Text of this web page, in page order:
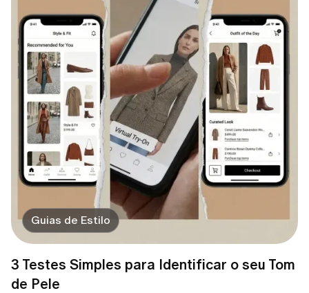
Guias de Estilo
3 Testes Simples para Identificar o seu Tom
de Pele